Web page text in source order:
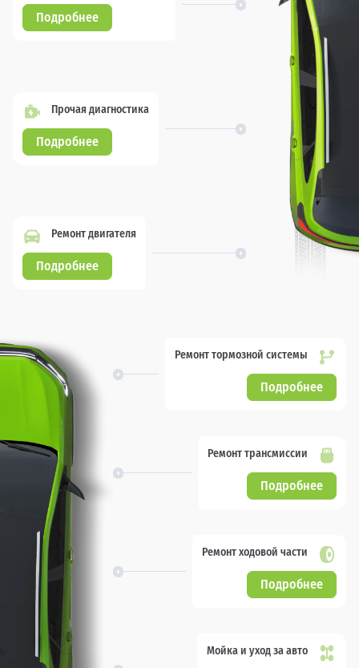
Подробнее
Прочая диагностика
Подробнее
Ремонт двигателя
Подробнее
Ремонт тормозной системы
Подробнее
Ремонт трансмиссии
Подробнее
Ремонт ходовой части
Подробнее
Мойка и уход за авто